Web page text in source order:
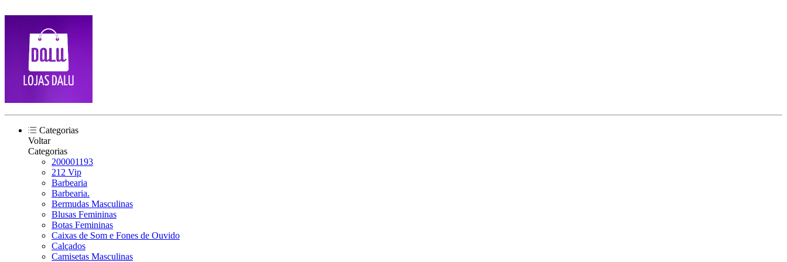
Categorias
Voltar
Categorias
200001193
212 Vip
Barbearia
Barbearia.
Bermudas Masculinas
Blusas Femininas
Botas Femininas
Caixas de Som e Fones de Ouvido
Calçados
Camisetas Masculinas